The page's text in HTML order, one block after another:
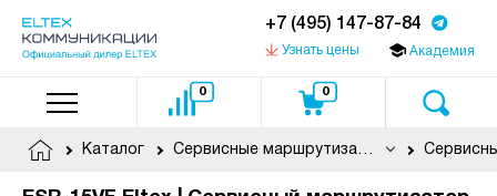
+7 (495) 147-87-84
Узнать цены Академия
0 0
Каталог Сервисные маршрутизаторы